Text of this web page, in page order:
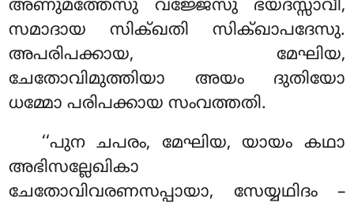
അണുമത്തേസു വജ്ജേസു ഭയദസ്സാവീ,
സമാദായ സിക്ഖതി സിക്ഖാപദേസു.
അപരിപക്കായ, മേഘിയ,
ചേതോവിമുത്തിയാ അയം ദുതിയോ
ധമ്മോ പരിപക്കായ സംവത്തതി.
‘‘പുന ചപരം, മേഘിയ, യായം കഥാ
അഭിസല്ലേഖികാ
ചേതോവിവരണസപ്പായാ, സേയ്യഥിദം –